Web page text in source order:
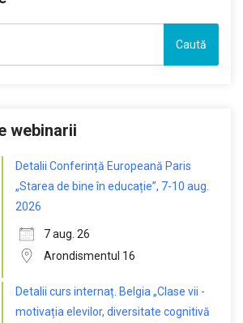
webinarii
Detalii Conferință Europeană Paris
„Starea de bine în educație”, 7-10 aug.
2026
7 aug. 26
Arondismentul 16
Detalii curs internaț. Belgia „Clase vii -
motivația elevilor, diversitate cognitivă